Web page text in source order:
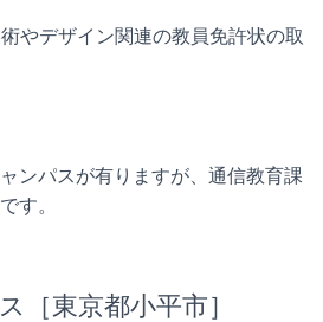
やデザイン関連の教員免許状の取
ンパスが有りますが、通信教育課
す。
［東京都小平市］